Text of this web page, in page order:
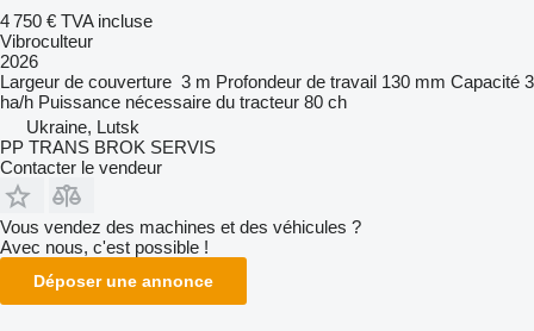
4 750 € TVA incluse
Vibroculteur
2026
Largeur de couverture 3 m Profondeur de travail 130 mm Capacité 3
ha/h Puissance nécessaire du tracteur 80 ch
Ukraine, Lutsk
PP TRANS BROK SERVIS
Contacter le vendeur
Vous vendez des machines et des véhicules ?
Avec nous, c'est possible !
Déposer une annonce